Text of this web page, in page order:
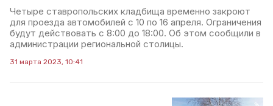
Четыре ставропольских кладбища временно закроют
для проезда автомобилей с 10 по 16 апреля. Ограничения
будут действовать с 8:00 до 18:00. Об этом сообщили в
администрации региональной столицы.
31 марта 2023, 10:41